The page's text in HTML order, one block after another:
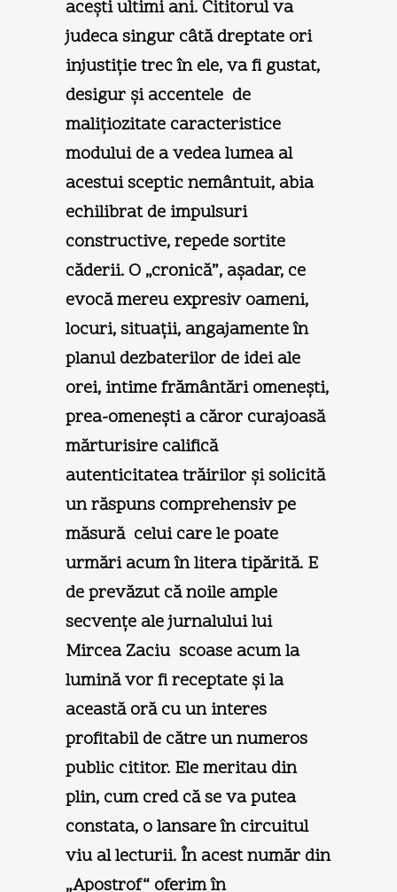
aceşti ultimi ani. Cititorul va
judeca singur câtă dreptate ori
injustiţie trec în ele, va fi gustat,
desigur şi accentele de
maliţiozitate caracteristice
modului de a vedea lumea al
acestui sceptic nemântuit, abia
echilibrat de impulsuri
constructive, repede sortite
căderii. O „cronică”, aşadar, ce
evocă mereu expresiv oameni,
locuri, situaţii, angajamente în
planul dezbaterilor de idei ale
orei, intime frământări omeneşti,
prea-omeneşti a căror curajoasă
mărturisire califică
autenticitatea trăirilor şi solicită
un răspuns comprehensiv pe
măsură celui care le poate
urmări acum în litera tipărită. E
de prevăzut că noile ample
secvenţe ale jurnalului lui
Mircea Zaciu scoase acum la
lumină vor fi receptate şi la
această oră cu un interes
profitabil de către un numeros
public cititor. Ele meritau din
plin, cum cred că se va putea
constata, o lansare în circuitul
viu al lecturii. În acest număr din
„Apostrof“ oferim în